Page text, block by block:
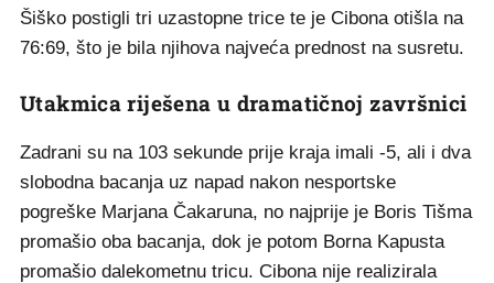
Šiško postigli tri uzastopne trice te je Cibona otišla na
76:69, što je bila njihova najveća prednost na susretu.
Utakmica riješena u dramatičnoj završnici
Zadrani su na 103 sekunde prije kraja imali -5, ali i dva
slobodna bacanja uz napad nakon nesportske
pogreške Marjana Čakaruna, no najprije je Boris Tišma
promašio oba bacanja, dok je potom Borna Kapusta
promašio dalekometnu tricu. Cibona nije realizirala